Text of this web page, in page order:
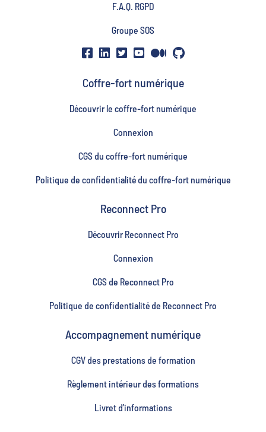
F.A.Q. RGPD
Groupe SOS
Coffre-fort numérique
Découvrir le coffre-fort numérique
Connexion
CGS du coffre-fort numérique
Politique de confidentialité du coffre-fort numérique
Reconnect Pro
Découvrir Reconnect Pro
Connexion
CGS de Reconnect Pro
Politique de confidentialité de Reconnect Pro
Accompagnement numérique
CGV des prestations de formation
Règlement intérieur des formations
Livret d’informations